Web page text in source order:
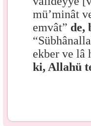
mü’minât
emvât” de,
ekber ve
ki, Allahü